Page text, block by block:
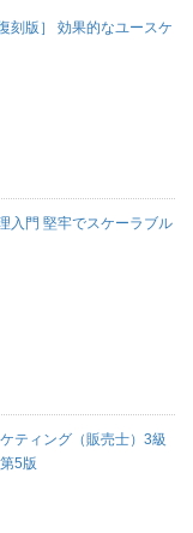
刻版］ 効果的なユースケ
入門 堅牢でスケーラブル
ティング（販売士）3級
5版